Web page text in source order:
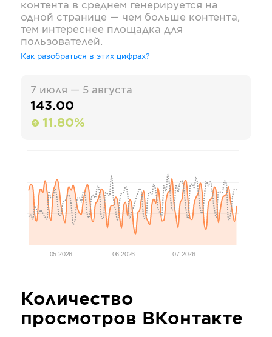
контента в среднем генерируется на
одной странице — чем больше контента,
тем интереснее площадка для
пользователей.
Как разобраться в этих цифрах?
7 июля — 5 августа
143.00
11.80%
05 2026 06 2026 07 2026
Количество
просмотров ВКонтакте